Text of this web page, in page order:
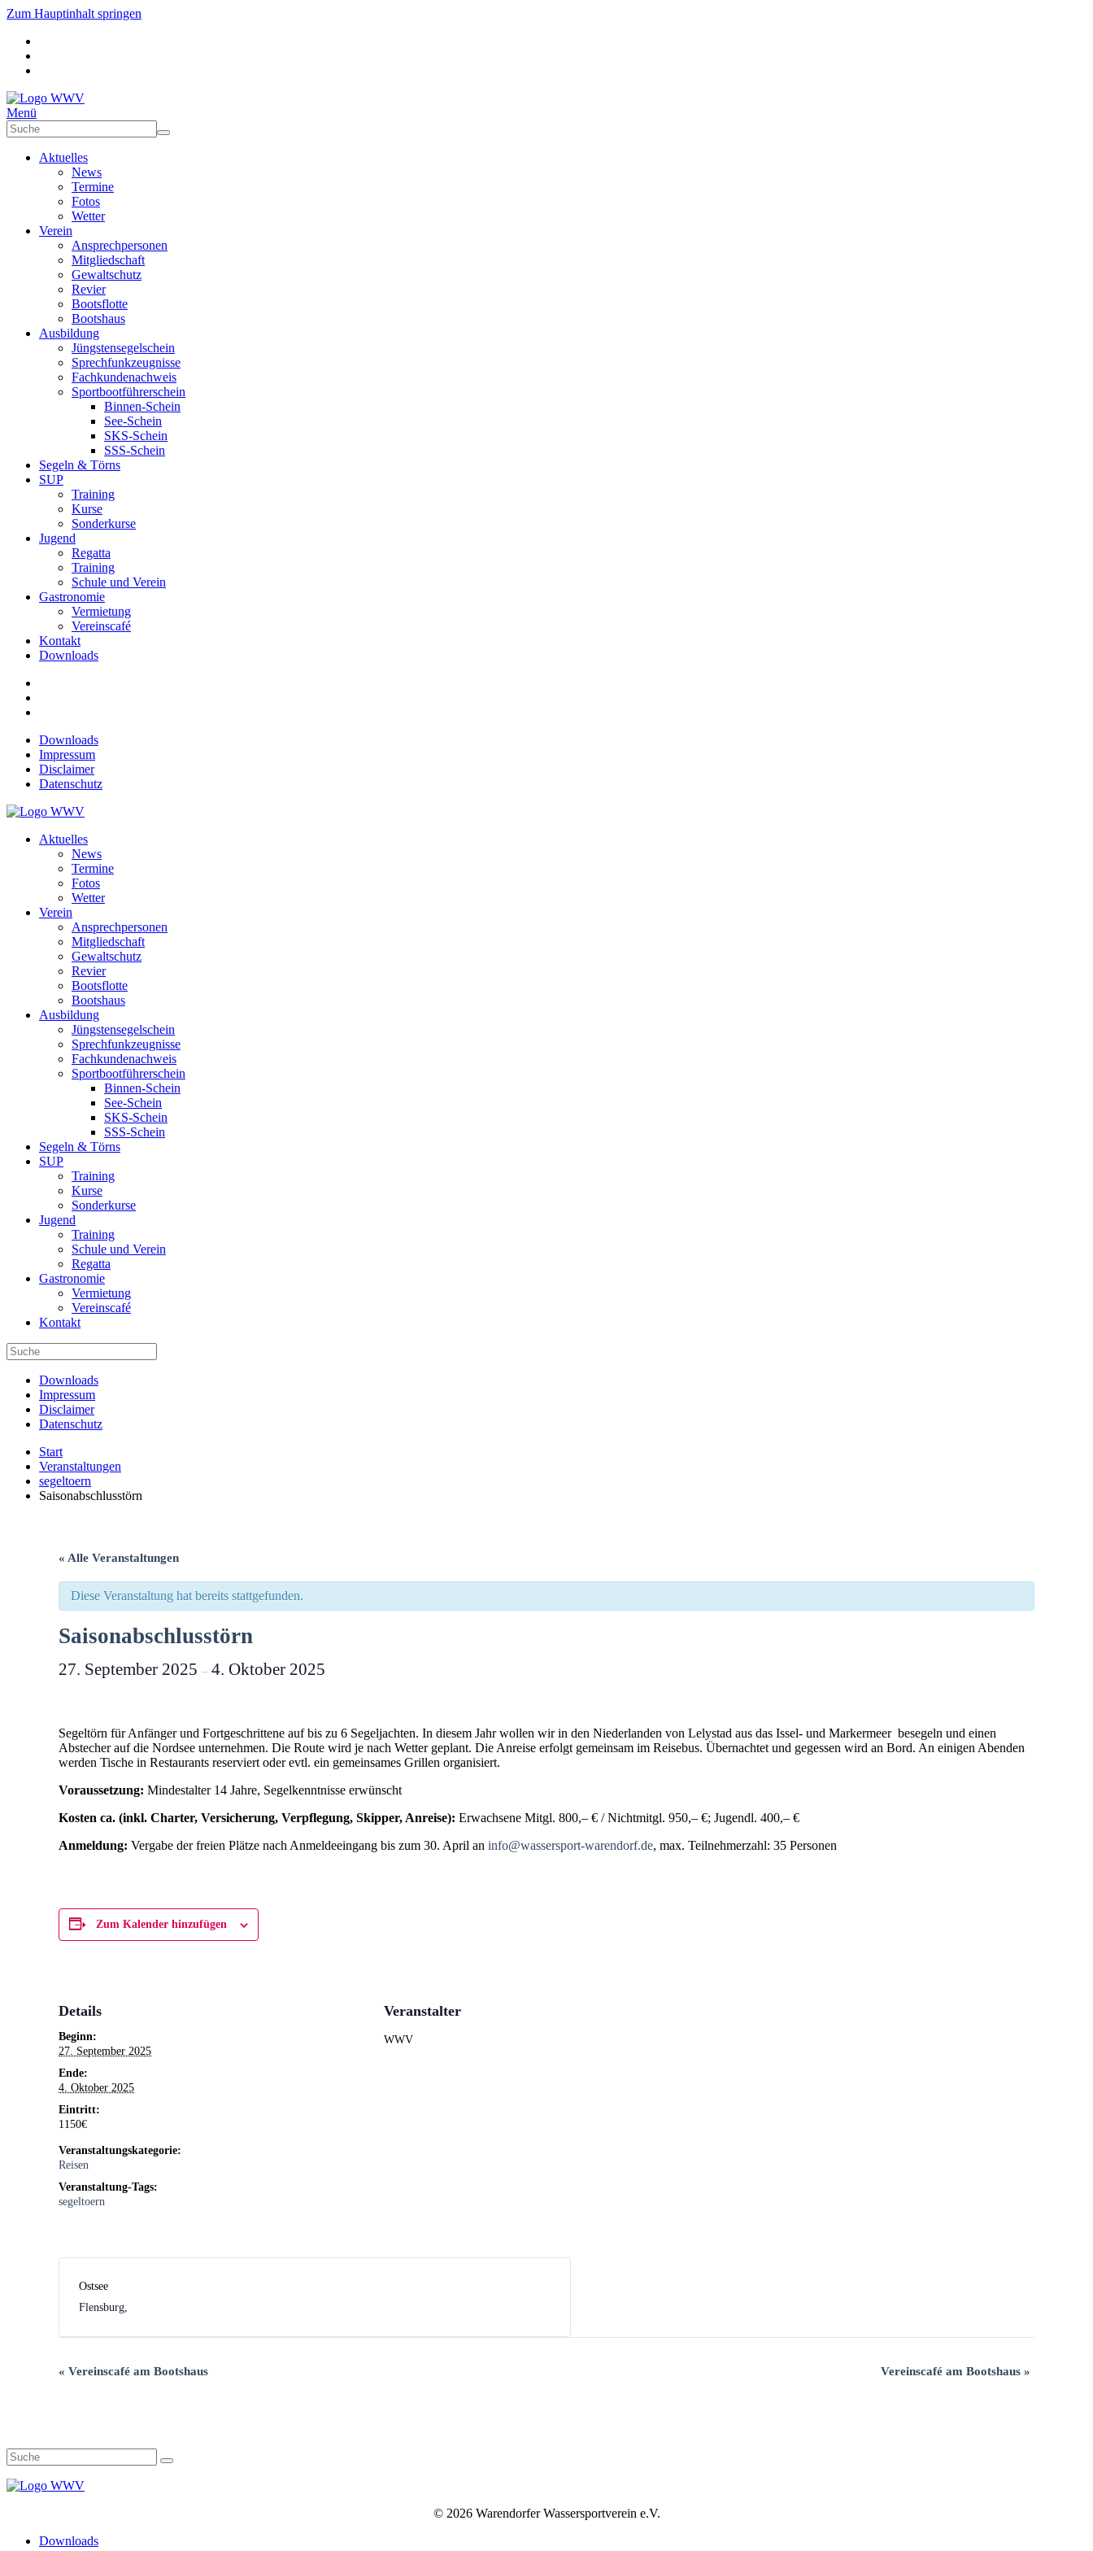
Zum Hauptinhalt springen
Menü
Aktuelles
News
Termine
Fotos
Wetter
Verein
Ansprechpersonen
Mitgliedschaft
Gewaltschutz
Revier
Bootsflotte
Bootshaus
Ausbildung
Jüngstensegelschein
Sprechfunkzeugnisse
Fachkundenachweis
Sportbootführerschein
Binnen-Schein
See-Schein
SKS-Schein
SSS-Schein
Segeln & Törns
SUP
Training
Kurse
Sonderkurse
Jugend
Regatta
Training
Schule und Verein
Gastronomie
Vermietung
Vereinscafé
Kontakt
Downloads
Downloads
Impressum
Disclaimer
Datenschutz
Aktuelles
News
Termine
Fotos
Wetter
Verein
Ansprechpersonen
Mitgliedschaft
Gewaltschutz
Revier
Bootsflotte
Bootshaus
Ausbildung
Jüngstensegelschein
Sprechfunkzeugnisse
Fachkundenachweis
Sportbootführerschein
Binnen-Schein
See-Schein
SKS-Schein
SSS-Schein
Segeln & Törns
SUP
Training
Kurse
Sonderkurse
Jugend
Training
Schule und Verein
Regatta
Gastronomie
Vermietung
Vereinscafé
Kontakt
Downloads
Impressum
Disclaimer
Datenschutz
Start
Veranstaltungen
segeltoern
Saison­­abschluss­­törn
« Alle Veranstaltungen
Diese Veranstaltung hat bereits stattgefunden.
Saison­­abschluss­­törn
27. September 2025 – 4. Oktober 2025
Segeltörn für Anfänger und Fortgeschrittene auf bis zu 6 Segeljachten. In diesem Jahr wollen wir in den Niederlanden von Lelystad aus das Issel- und Markermeer besegeln und einen
Abstecher auf die Nordsee unternehmen. Die Route wird je nach Wetter geplant. Die Anreise erfolgt gemeinsam im Reisebus. Übernachtet und gegessen wird an Bord. An einigen Abenden
werden Tische in Restaurants reserviert oder evtl. ein gemeinsames Grillen organisiert.
Voraussetzung: Mindestalter 14 Jahre, Segelkenntnisse erwünscht
Kosten ca. (inkl. Charter, Versicherung, Verpflegung, Skipper, Anreise): Erwachsene Mitgl. 800,– € / Nichtmitgl. 950,– €; Jugendl. 400,– €
Anmeldung: Vergabe der freien Plätze nach Anmeldeeingang bis zum 30. April an info@wassersport-warendorf.de, max. Teilnehmerzahl: 35 Personen
Zum Kalender hinzufügen
Details
Beginn:
27. September 2025
Ende:
4. Oktober 2025
Eintritt:
1150€
Veranstaltungskategorie:
Reisen
Veranstaltung-Tags:
segeltoern
Veranstalter
WWV
Ostsee
Flensburg,
Veranstaltung-
« Vereinscafé am Bootshaus Vereinscafé am Bootshaus »
© 2026 Warendorfer Wassersportverein e.V.
Downloads